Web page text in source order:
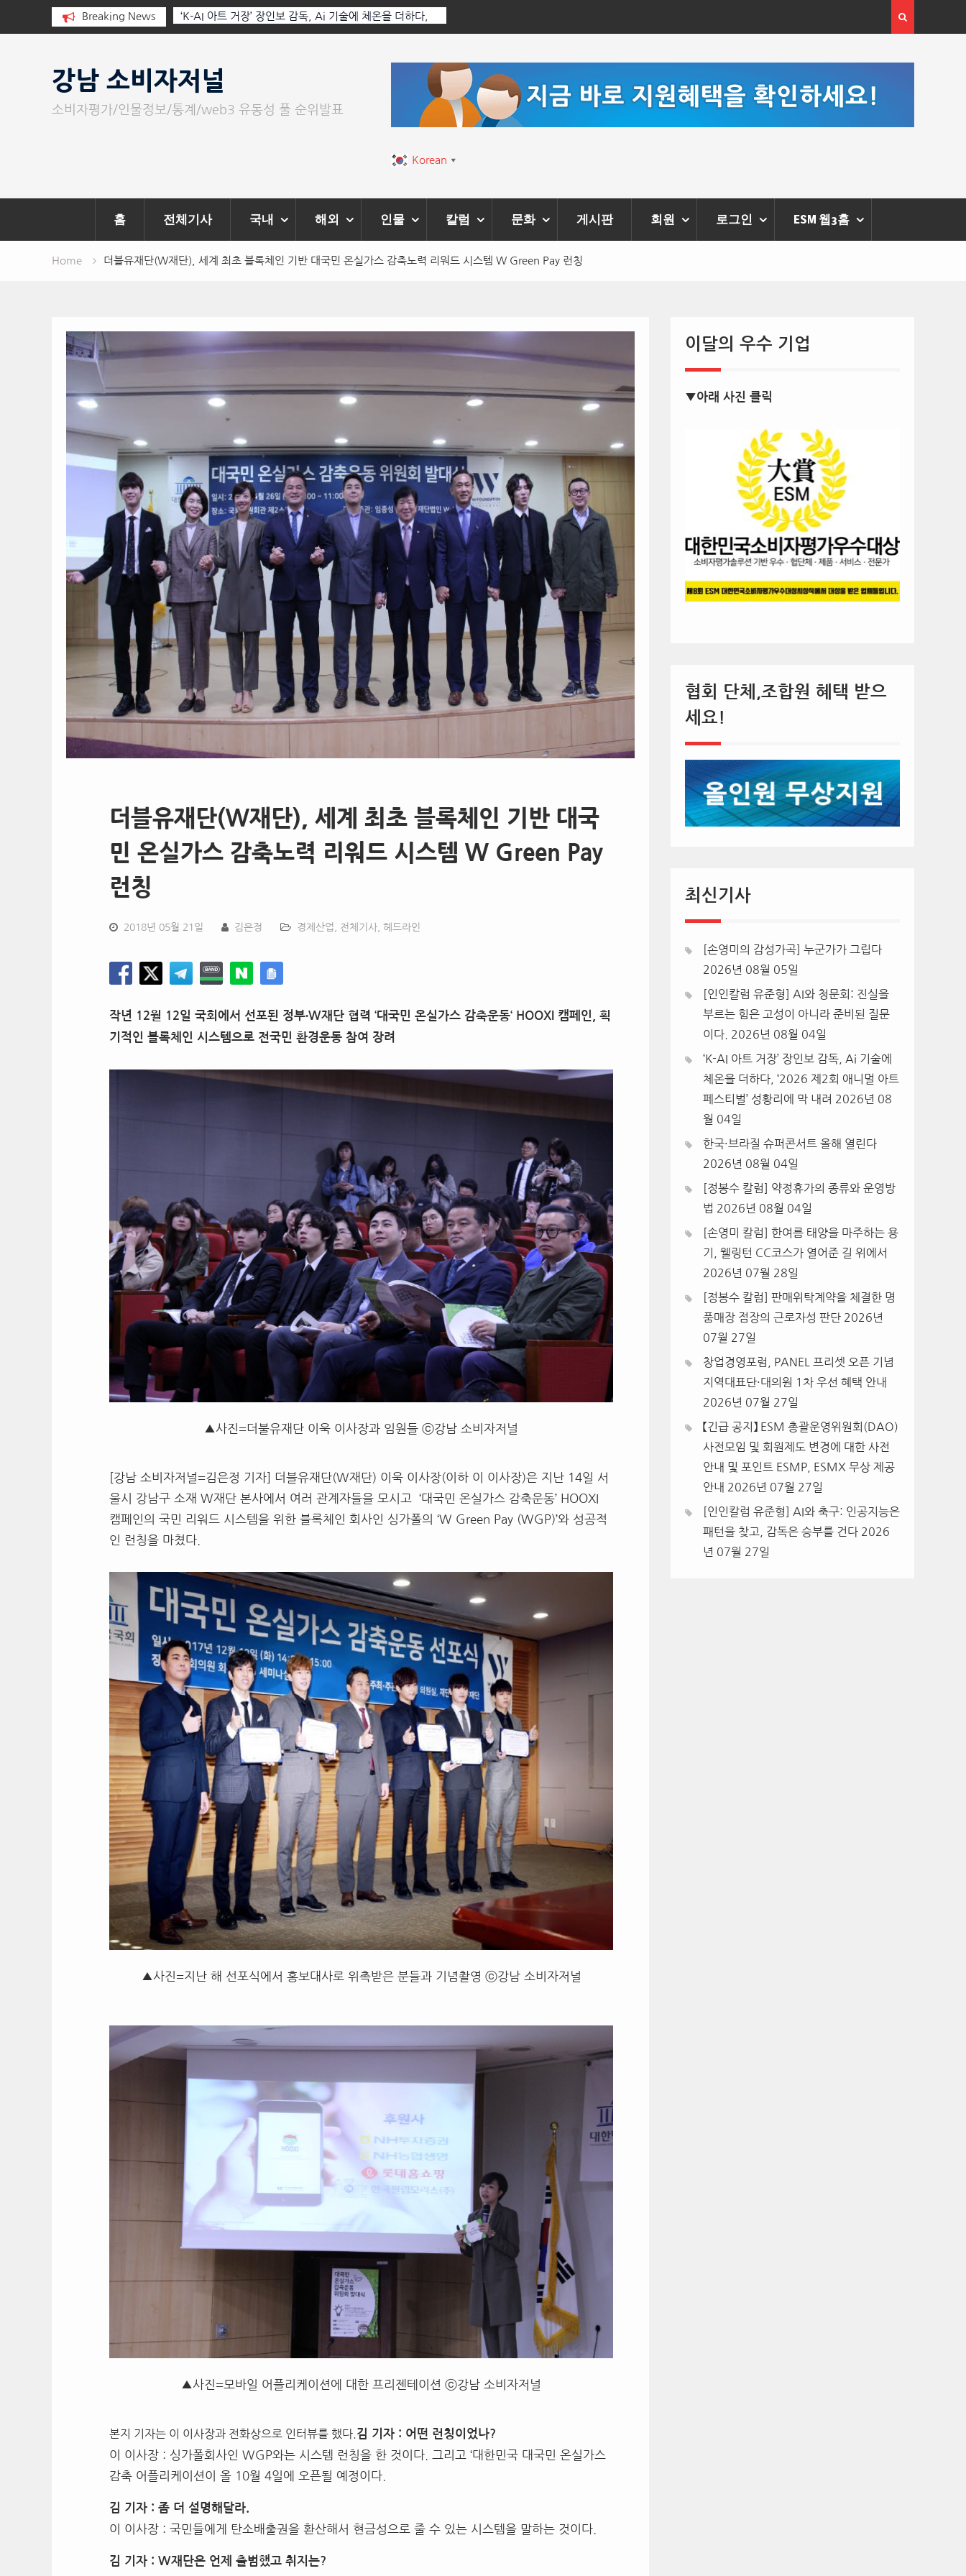
Breaking News
트 거장’ 장인보 감독, Ai 기술에 체온을 더하다,
2회 애니멀 아트 페스티벌’ 성황리에 막 내려
한국·브라질 슈퍼콘서트 올해 열린다
[손영미 칼럼] 한여름 태양을 마주하는
스가 열어준 길 위에서
강남 소비자저널
소비자평가/인물정보/통계/web3 유동성 풀 순위발표
Korean ▼
홈 전체기사 국내 해외 인물 칼럼 문화 게시판 회원 로그인 ESM 웹3홈
Home 더블유재단(W재단), 세계 최초 블록체인 기반 대국민 온실가스 감축노력 리워드 시스템 W Green Pay 런칭
더블유재단(W재단), 세계 최초 블록체인 기반 대국
민 온실가스 감축노력 리워드 시스템 W Green Pay
런칭
2018년 05월 21일 김은정 경제산업 전체기사 헤드라인
작년 12월 12일 국회에서 선포된 정부∙W재단 협력 ‘대국민 온실가스 감축운동‘ HOOXI 캠페인, 획
기적인 블록체인 시스템으로 전국민 환경운동 참여 장려
▲사진=더불유재단 이욱 이사장과 임원들 ⓒ강남 소비자저널
[강남 소비자저널=김은정 기자] 더블유재단(W재단) 이욱 이사장(이하 이 이사장)은 지난 14일 서
울시 강남구 소재 W재단 본사에서 여러 관계자들을 모시고 ‘대국민 온실가스 감축운동’ HOOXI
캠페인의 국민 리워드 시스템을 위한 블록체인 회사인 싱가폴의 ‘W Green Pay (WGP)’와 성공적
인 런칭을 마쳤다.
▲사진=지난 해 선포식에서 홍보대사로 위촉받은 분들과 기념촬영 ⓒ강남 소비자저널
▲사진=모바일 어플리케이션에 대한 프리젠테이션 ⓒ강남 소비자저널
본지 기자는 이 이사장과 전화상으로 인터뷰를 했다. 김 기자 : 어떤 런칭이었나?
이 이사장 : 싱가폴회사인 WGP와는 시스템 런칭을 한 것이다. 그리고 ‘대한민국 대국민 온실가스
감축 어플리케이션이 올 10월 4일에 오픈될 예정이다.
김 기자 : 좀 더 설명해달라.
이 이사장 : 국민들에게 탄소배출권을 환산해서 현금성으로 줄 수 있는 시스템을 말하는 것이다.
김 기자 : W재단은 언제 출범했고 취지는?
이달의 우수 기업
▼아래 사진 클릭
협회 단체,조합원 혜택 받으
세요!
최신기사
[손영미의 감성가곡] 누군가가 그립다
2026년 08월 05일
[인인칼럼 유준형] AI와 청문회: 진실을
부르는 힘은 고성이 아니라 준비된 질문
이다.
2026년 08월 04일
‘K-AI 아트 거장’ 장인보 감독, Ai 기술에
체온을 더하다, ‘2026 제2회 애니멀 아트
페스티벌’ 성황리에 막 내려 2026년 08
월 04일
한국·브라질 슈퍼콘서트 올해 열린다
2026년 08월 04일
[정봉수 칼럼] 약정휴가의 종류와 운영방
법 2026년 08월 04일
[손영미 칼럼] 한여름 태양을 마주하는 용
기, 웰링턴 CC코스가 열어준 길 위에서
2026년 07월 28일
[정봉수 칼럼] 판매위탁계약을 체결한 명
품매장 점장의 근로자성 판단 2026년
07월 27일
창업경영포럼, PANEL 프리셋 오픈 기념
지역대표단·대의원 1차 우선 혜택 안내
2026년 07월 27일
【긴급 공지】 ESM 총괄운영위원회(DAO)
사전모임 및 회원제도 변경에 대한 사전
안내 및 포인트 ESMP, ESMX 무상 제공
안내 2026년 07월 27일
[인인칼럼 유준형] AI와 축구: 인공지능은
패턴을 찾고, 감독은 승부를 건다 2026
년 07월 27일